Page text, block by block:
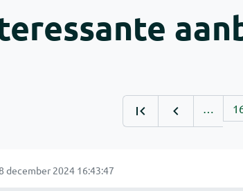
…
december 2024 16:43:47